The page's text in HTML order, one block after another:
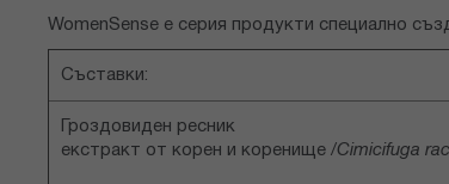
WomenSense е серия продукти специално
Съставки:
Гроздовиден ресник
екстракт от корен и коренище /Cimicifuga